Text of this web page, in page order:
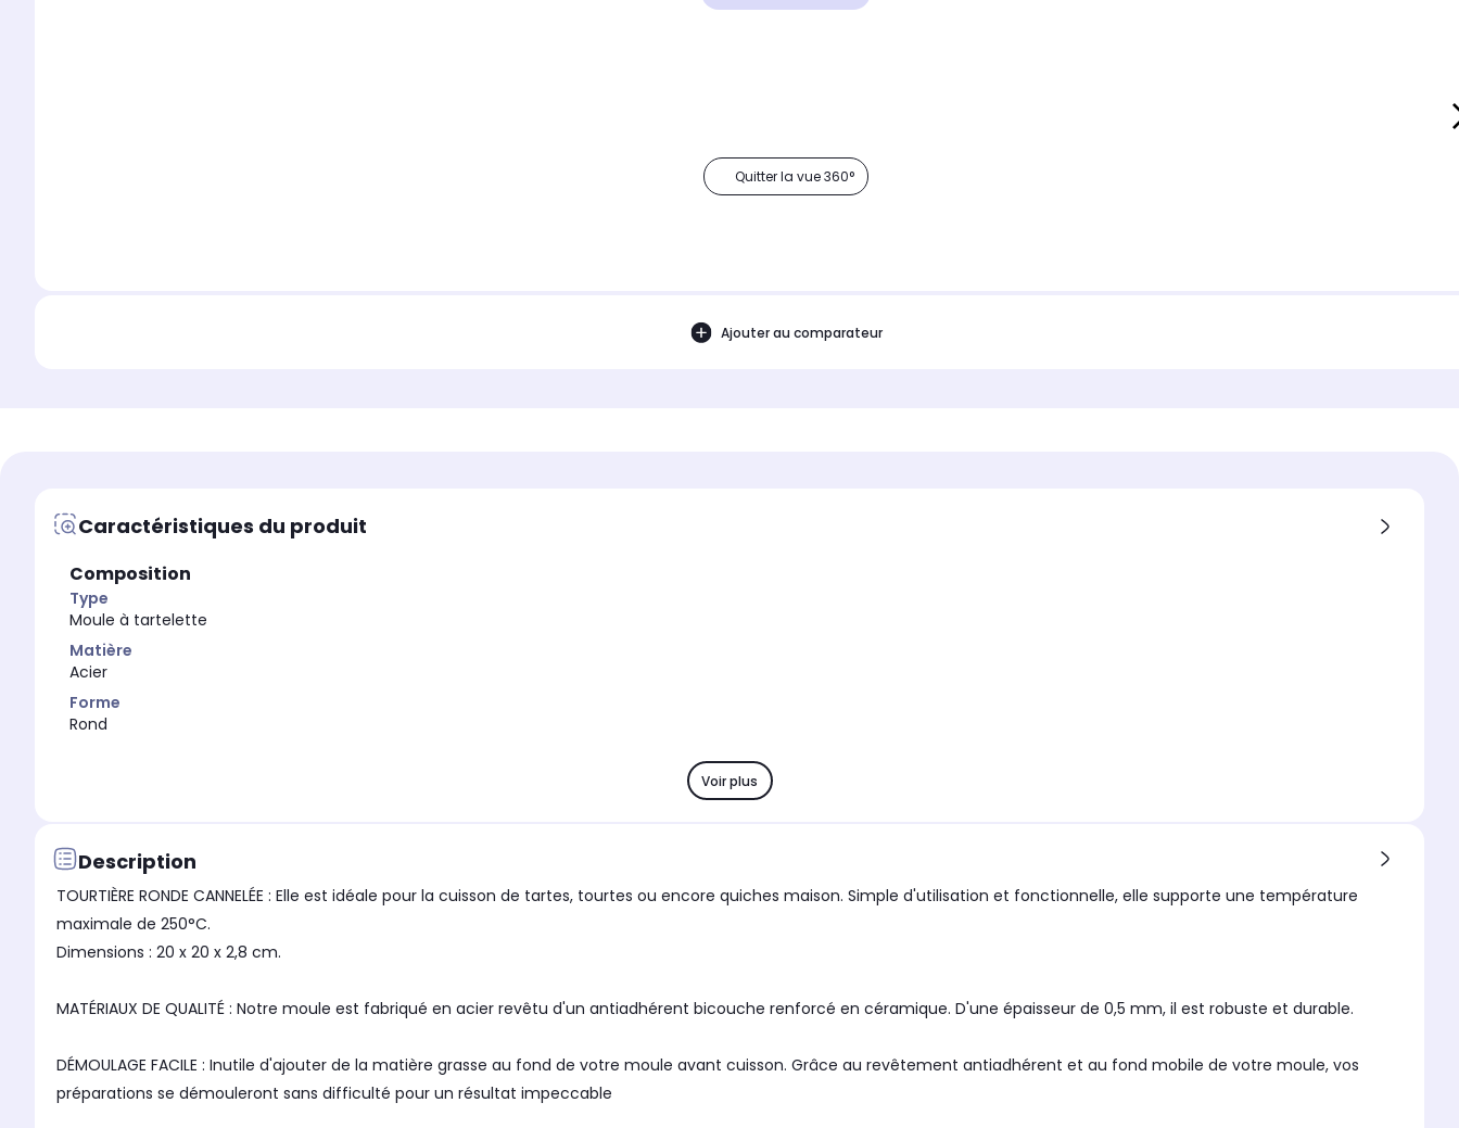
Quitter la vue 360°
Ajouter au comparateur
Caractéristiques du produit
Composition
Type
Moule à tartelette
Matière
Acier
Forme
Rond
Voir plus
Description
TOURTIÈRE RONDE CANNELÉE : Elle est idéale pour la cuisson de tartes, tourtes ou encore quiches maison. Simple d'utilisation et fonctionnelle, elle supporte une température
maximale de 250°C.
Dimensions : 20 x 20 x 2,8 cm.
MATÉRIAUX DE QUALITÉ : Notre moule est fabriqué en acier revêtu d'un antiadhérent bicouche renforcé en céramique. D'une épaisseur de 0,5 mm, il est robuste et durable.
DÉMOULAGE FACILE : Inutile d'ajouter de la matière grasse au fond de votre moule avant cuisson. Grâce au revêtement antiadhérent et au fond mobile de votre moule, vos
préparations se démouleront sans difficulté pour un résultat impeccable